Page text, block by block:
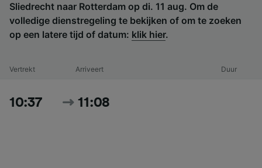
Sliedrecht naar Rotterdam op di. 11 aug. Om de
volledige dienstregeling te bekijken of om te zoeken
op een latere tijd of datum: klik hier.
Vertrekt Arriveert Duur
10:37 11:08